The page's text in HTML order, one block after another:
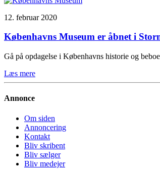
12. februar 2020
Københavns Museum er åbnet i
Gå på opdagelse i Københavns historie og
Læs mere
Annonce
Om siden
Annoncering
Kontakt
Bliv skribent
Bliv sælger
Bliv medejer